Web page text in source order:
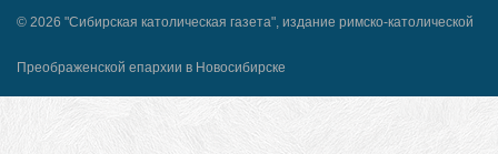
© 2026 "Сибирская католическая газета", издание римско-католической
Преображенской епархии в Новосибирске